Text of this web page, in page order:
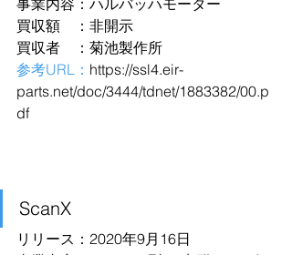
事業内容：ハルバッハモーター
買収額　：非開示
買収者　：菊池製作所
参考URL： https://ssl4.eir-
parts.net/doc/3444/tdnet/1883382/00.p
df
ScanX
リリース：2020年9月16日